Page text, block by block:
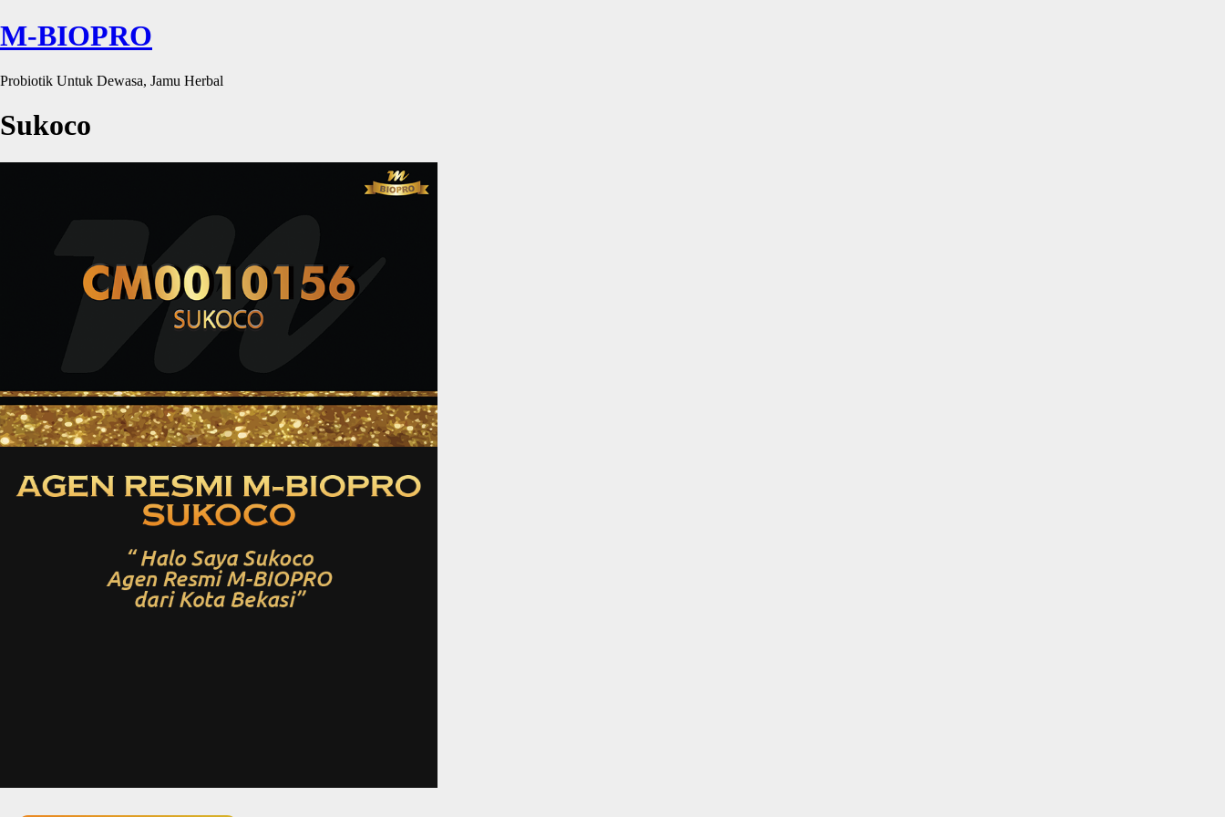
M-BIOPRO
Probiotik Untuk Dewasa, Jamu Herbal
Sukoco